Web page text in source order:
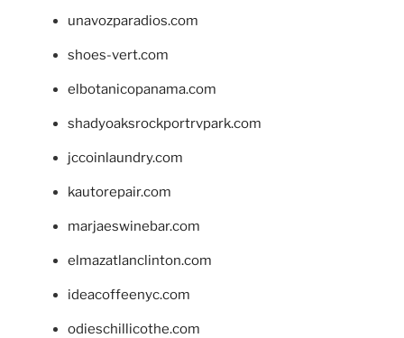
unavozparadios.com
shoes-vert.com
elbotanicopanama.com
shadyoaksrockportrvpark.com
jccoinlaundry.com
kautorepair.com
marjaeswinebar.com
elmazatlanclinton.com
ideacoffeenyc.com
odieschillicothe.com